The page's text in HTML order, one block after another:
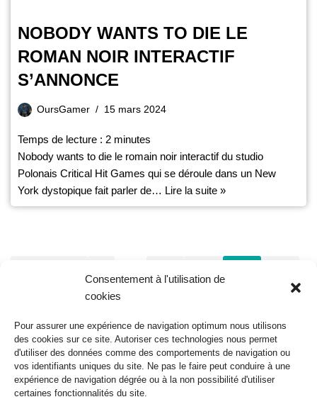
Consentement à l'utilisation de
cookies
Pour assurer une expérience de navigation optimum nous utilisons
des cookies sur ce site. Autoriser ces technologies nous permet
d'utiliser des données comme des comportements de navigation ou
vos identifiants uniques du site. Ne pas le faire peut conduire à une
expérience de navigation dégrée ou à la non possibilité d'utiliser
certaines fonctionnalités du site.
NOBODY WANTS TO DIE LE
ROMAN NOIR INTERACTIF
S’ANNONCE
OursGamer 15 mars 2024
Temps de lecture : 2 minutes
Nobody wants to die le romain noir interactif du studio
Polonais Critical Hit Games qui se déroule dans un New
York dystopique fait parler de… Lire la suite »
198
Nos réseaux sociaux